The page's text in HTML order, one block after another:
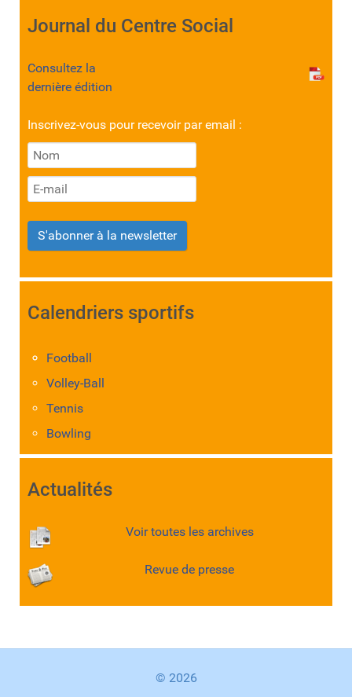
Journal du Centre Social
Consultez la
dernière édition
Inscrivez-vous pour recevoir par email :
S'abonner à la newsletter
Calendriers sportifs
Football
Volley-Ball
Tennis
Bowling
Actualités
Voir toutes les archives
Revue de presse
© 2026